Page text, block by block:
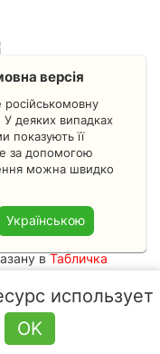
•
Преподаватель
исправлено
в ПДР не надали
яка закладена в
видно, що
вже не буде, а от
бути нанесена
вТабличка
потрібно. Єдина
- перед тією
версія
російськомовну
У деяких випадках
показують її
за допомогою
можна швидко
Українською
использует
OK